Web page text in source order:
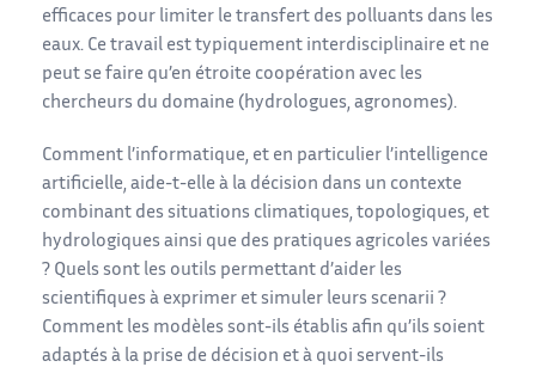
efficaces pour limiter le transfert des polluants dans les
eaux. Ce travail est typiquement interdisciplinaire et ne
peut se faire qu’en étroite coopération avec les
chercheurs du domaine (hydrologues, agronomes).
Comment l’informatique, et en particulier l’intelligence
artificielle, aide-t-elle à la décision dans un contexte
combinant des situations climatiques, topologiques, et
hydrologiques ainsi que des pratiques agricoles variées
? Quels sont les outils permettant d’aider les
scientifiques à exprimer et simuler leurs scenarii ?
Comment les modèles sont-ils établis afin qu’ils soient
adaptés à la prise de décision et à quoi servent-ils